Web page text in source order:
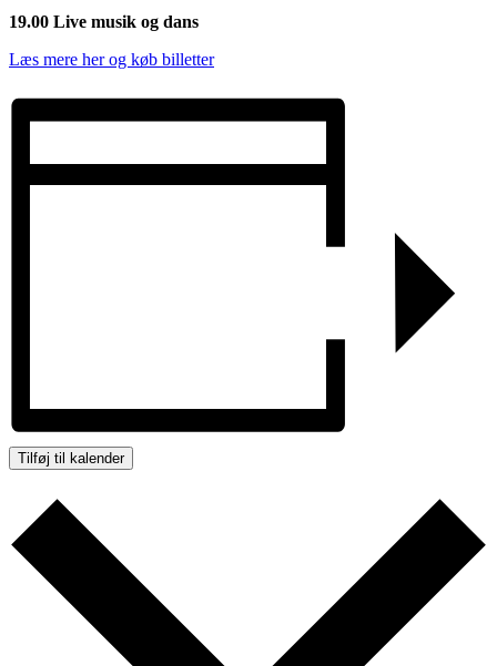
19.00 Live musik og dans
Læs mere her og køb billetter
Tilføj til kalender